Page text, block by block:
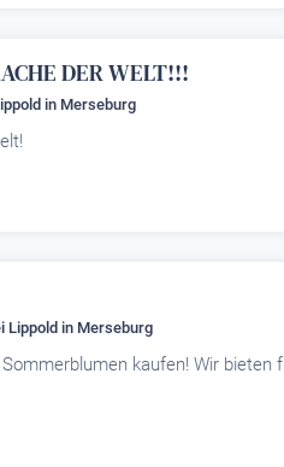
DER WELT!!!
in Merseburg
Lippold in Merseburg
kaufen! Wir bieten